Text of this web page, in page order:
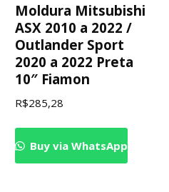
Moldura Mitsubishi
ASX 2010 a 2022 /
Outlander Sport
2020 a 2022 Preta
10″ Fiamon
R$285,28
Buy via WhatsApp